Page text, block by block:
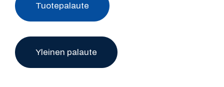
Tuotepalaute
Yleinen palaute